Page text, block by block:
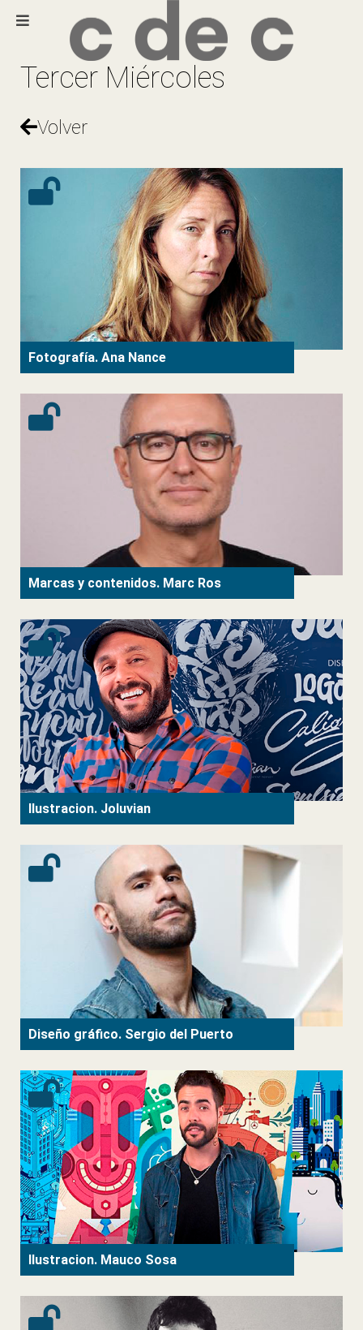
Tercer Miércoles
Volver
Fotografía. Ana Nance
Marcas y contenidos. Marc Ros
Ilustracion. Joluvian
Diseño gráfico. Sergio del Puerto
Ilustracion. Mauco Sosa